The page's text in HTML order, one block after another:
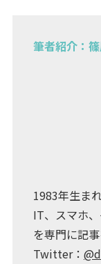
筆者紹介：
1983年生ま
IT、スマホ
を専門に記
Twitter：